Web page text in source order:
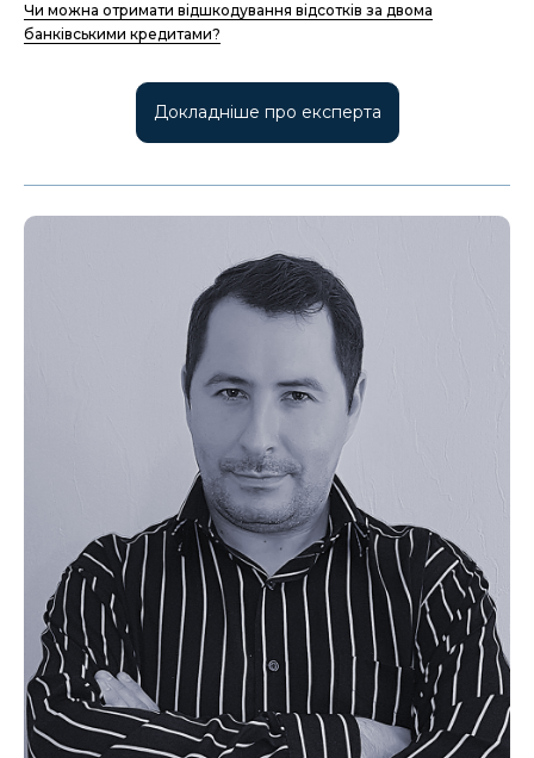
Чи можна отримати відшкодування відсотків за двома
банківськими кредитами?
Докладніше про експерта